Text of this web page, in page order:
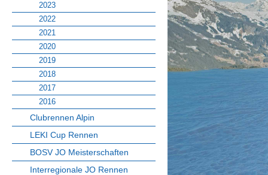
2023
2022
2021
2020
2019
2018
2017
2016
Clubrennen Alpin
LEKI Cup Rennen
BOSV JO Meisterschaften
Interregionale JO Rennen